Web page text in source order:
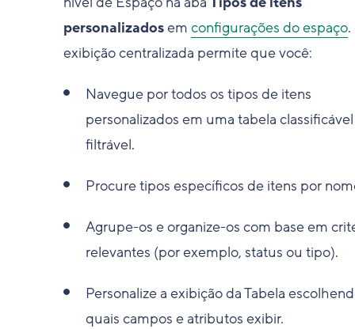
personalizadosem configurações do espaço
exibição centralizada permite que você:
Navegue por todos os tipos de itens
personalizados em uma tabela
filtrável.
Procure tipos específicos de itens por
Agrupe-os e organize-os com base em
relevantes (por exemplo, status ou tipo).
Personalize a exibição da Tabela
quais campos e atributos exibir.